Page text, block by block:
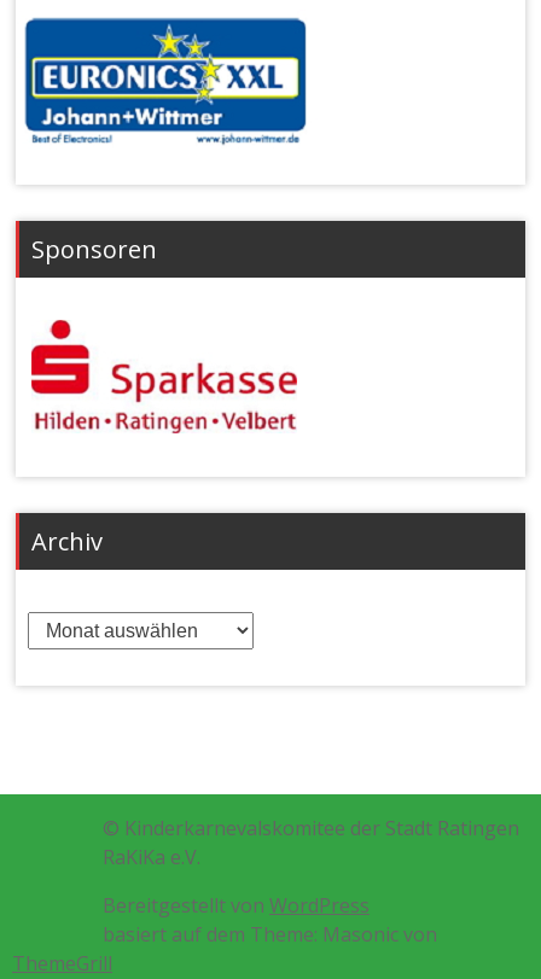
Sponsoren
Archiv
Archiv
© Kinderkarnevalskomitee der Stadt Ratingen
RaKiKa e.V.
Bereitgestellt von WordPress
basiert auf dem Theme: Masonic von
ThemeGrill